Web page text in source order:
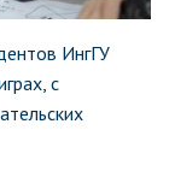
ИнгГУ
с